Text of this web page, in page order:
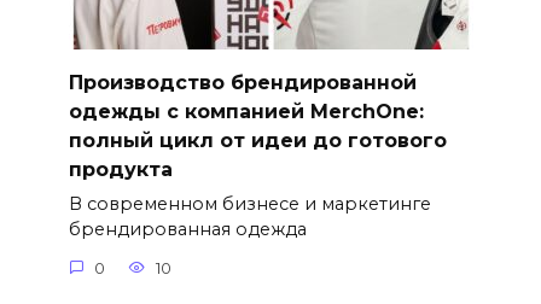
Производство брендированной
одежды с компанией MerchOne:
полный цикл от идеи до готового
продукта
В современном бизнесе и маркетинге
брендированная одежда
0 10